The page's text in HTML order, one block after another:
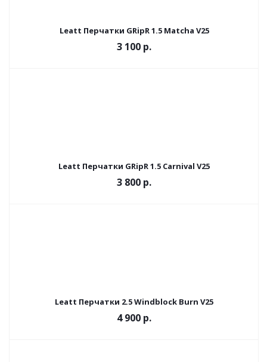
Leatt Перчатки GRipR 1.5 Matcha V25
3 100 р.
Leatt Перчатки GRipR 1.5 Carnival V25
3 800 р.
Leatt Перчатки 2.5 Windblock Burn V25
4 900 р.